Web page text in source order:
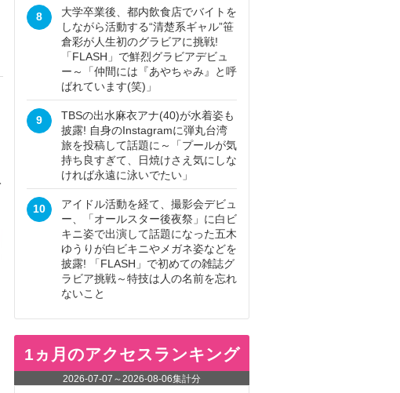
8
大学卒業後、都内飲食店でバイトを
しながら活動する“清楚系ギャル”笹
倉彩が人生初のグラビアに挑戦!
「FLASH」で鮮烈グラビアデビュ
ー～「仲間には『あやちゃみ』と呼
ばれています(笑)」
9
TBSの出水麻衣アナ(40)が水着姿も
披露! 自身のInstagramに弾丸台湾
旅を投稿して話題に～「プールが気
持ち良すぎて、日焼けさえ気にしな
ければ永遠に泳いでたい」
10
アイドル活動を経て、撮影会デビュ
ー、「オールスター後夜祭」に白ビ
キニ姿で出演して話題になった五木
ゆうりが白ビキニやメガネ姿などを
披露! 「FLASH」で初めての雑誌グ
ラビア挑戦～特技は人の名前を忘れ
ないこと
1ヵ月のアクセスランキング
2026-07-07 ～2026-08-06集計分